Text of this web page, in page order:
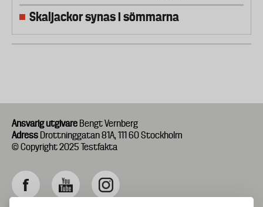
Skaljackor synas i sömmarna
Ansvarig utgivare Bengt Vernberg
Adress Drottninggatan 81A, 111 60 Stockholm
© Copyright 2025 Testfakta